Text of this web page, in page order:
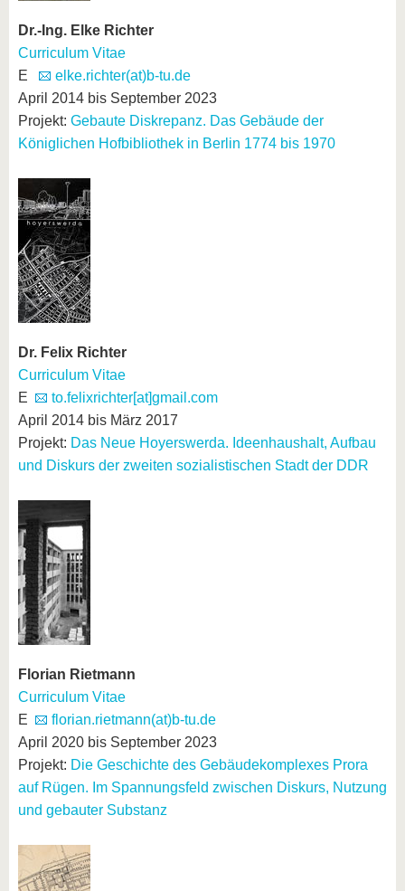
Dr.-Ing. Elke Richter
Curriculum Vitae
E
elke.richter(at)b-tu.de
April 2014 bis September 2023
Projekt: Gebaute Diskrepanz. Das Gebäude der
Königlichen Hofbibliothek in Berlin 1774 bis 1970
Dr. Felix Richter
Curriculum Vitae
E
to.felixrichter[at]gmail.com
April 2014 bis März 2017
Projekt: Das Neue Hoyerswerda. Ideenhaushalt, Aufbau
und Diskurs der zweiten sozialistischen Stadt der DDR
Florian Rietmann
Curriculum Vitae
E
florian.rietmann(at)b-tu.de
April 2020 bis September 2023
Projekt: Die Geschichte des Gebäudekomplexes Prora
auf Rügen. Im Spannungsfeld zwischen Diskurs, Nutzung
und gebauter Substanz